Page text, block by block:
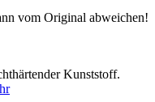
vom Original abweichen!
Kunststoff.